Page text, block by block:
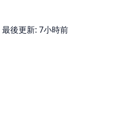
最後更新: 7小時前